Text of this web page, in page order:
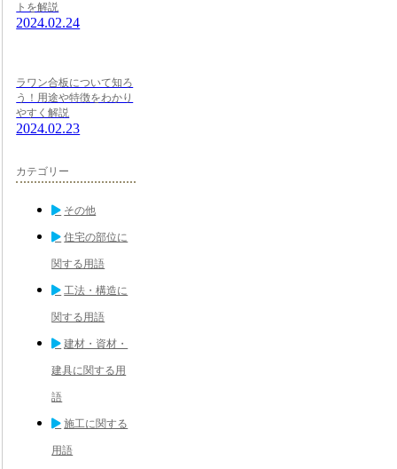
トを解説
2024.02.24
ラワン合板について知ろ
う！用途や特徴をわかり
やすく解説
2024.02.23
カテゴリー
その他
住宅の部位に
関する用語
工法・構造に
関する用語
建材・資材・
建具に関する用
語
施工に関する
用語